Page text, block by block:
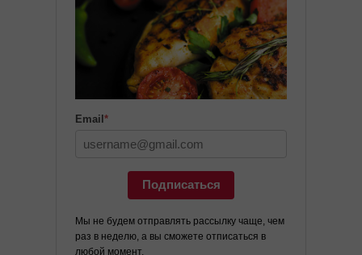
Email *
Подписаться
Мы не будем отправлять рассылку чаще, чем
раз в неделю, а вы сможете отписаться в
любой момент.